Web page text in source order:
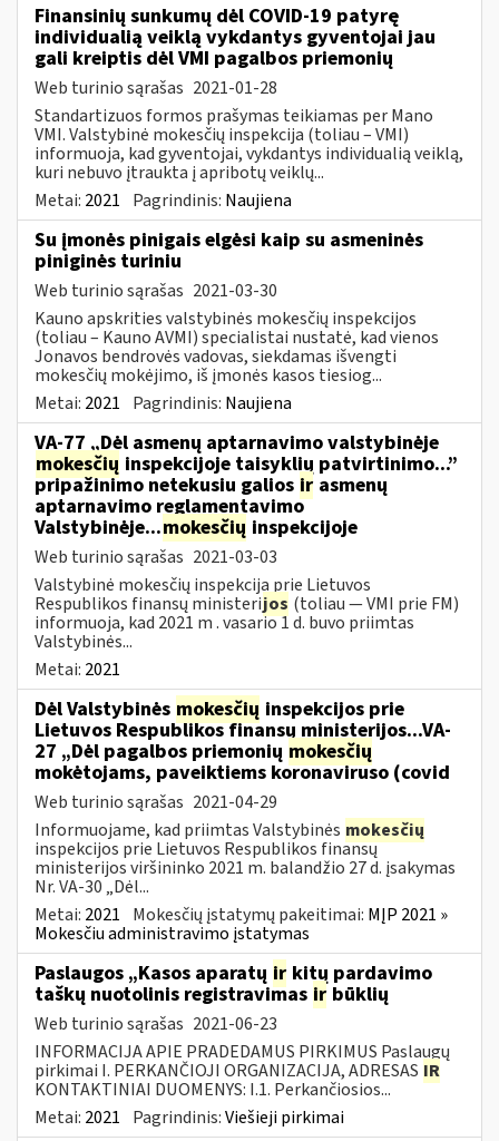
Finansinių sunkumų dėl COVID-19 patyrę
individualią veiklą vykdantys gyventojai jau
gali kreiptis dėl VMI pagalbos priemonių
Web turinio sąrašas 2021-01-28
Standartizuos formos prašymas teikiamas per Mano
VMI. Valstybinė mokesčių inspekcija (toliau – VMI)
informuoja, kad gyventojai, vykdantys individualią veiklą,
kuri nebuvo įtraukta į apribotų veiklų...
Metai: 2021 Pagrindinis: Naujiena
Su įmonės pinigais elgėsi kaip su asmeninės
piniginės turiniu
Web turinio sąrašas 2021-03-30
Kauno apskrities valstybinės mokesčių inspekcijos
(toliau – Kauno AVMI) specialistai nustatė, kad vienos
Jonavos bendrovės vadovas, siekdamas išvengti
mokesčių mokėjimo, iš įmonės kasos tiesiog...
Metai: 2021 Pagrindinis: Naujiena
VA-77 „Dėl asmenų aptarnavimo valstybinėje
mokesčių inspekcijoje taisyklių patvirtinimo...”
pripažinimo netekusiu galios ir asmenų
aptarnavimo reglamentavimo
Valstybinėje...mokesčių inspekcijoje
Web turinio sąrašas 2021-03-03
Valstybinė mokesčių inspekcija prie Lietuvos
Respublikos finansų ministerijos (toliau — VMI prie FM)
informuoja, kad 2021 m . vasario 1 d. buvo priimtas
Valstybinės...
Metai: 2021
Dėl Valstybinės mokesčių inspekcijos prie
Lietuvos Respublikos finansų ministerijos...VA-
27 „Dėl pagalbos priemonių mokesčių
mokėtojams, paveiktiems koronaviruso (covid
Web turinio sąrašas 2021-04-29
Informuojame, kad priimtas Valstybinės mokesčių
inspekcijos prie Lietuvos Respublikos finansų
ministerijos viršininko 2021 m. balandžio 27 d. įsakymas
Nr. VA-30 „Dėl...
Metai: 2021 Mokesčių įstatymų pakeitimai: MĮP 2021 »
Mokesčiu administravimo įstatymas
Paslaugos „Kasos aparatų ir kitų pardavimo
taškų nuotolinis registravimas ir būklių
Web turinio sąrašas 2021-06-23
INFORMACIJA APIE PRADEDAMUS PIRKIMUS Paslaugų
pirkimai I. PERKANČIOJI ORGANIZACIJA, ADRESAS IR
KONTAKTINIAI DUOMENYS: I.1. Perkančiosios...
Metai: 2021 Pagrindinis:Viešieji pirkimai